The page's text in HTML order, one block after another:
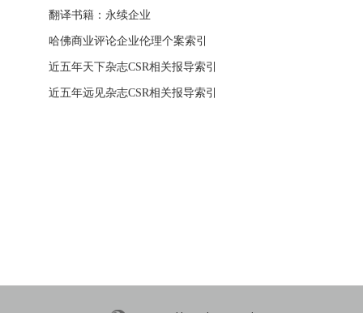
翻译书籍：永续企业
哈佛商业评论企业伦理个案索引
近五年天下杂志CSR相关报导索引
近五年远见杂志CSR相关报导索引